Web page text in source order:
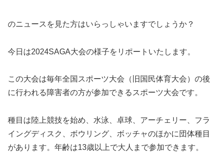
のニュースを見た方はいらっしゃいますでしょうか？
今日は2024SAGA大会の様子をリポートいたします。
この大会は毎年全国スポーツ大会（旧国民体育大会）の後
に行われる障害者の方が参加できるスポーツ大会です。
種目は陸上競技を始め、水泳、卓球、アーチェリー、フラ
イングディスク、ボウリング、ボッチャのほかに団体種目
があります。年齢は13歳以上で大人まで参加できます。